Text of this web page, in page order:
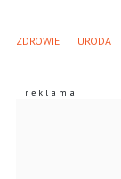
ZDROWIE URODA